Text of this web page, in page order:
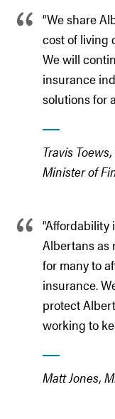
“We share
cost of living
We will
insurance
solutions for
Travis
Minister of
Albertans as
for many to
insurance.
protect
working to
Matt Jones,